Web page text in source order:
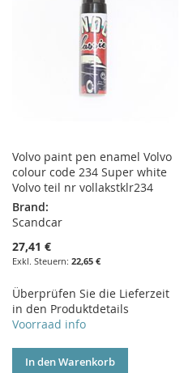
Volvo paint pen enamel Volvo
colour code 234 Super white
Volvo teil nr vollakstklr234
Brand:
Scandcar
27,41 €
22,65 €
Überprüfen Sie die Lieferzeit
in den Produktdetails
Voorraad info
In den Warenkorb